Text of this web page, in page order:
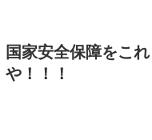
国家安全保障をこ
や！！！